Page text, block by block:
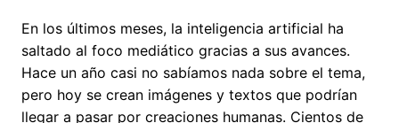
En los últimos meses, la inteligencia artificial ha
saltado al foco mediático gracias a sus avances.
Hace un año casi no sabíamos nada sobre el tema,
pero hoy se crean imágenes y textos que podrían
llegar a pasar por creaciones humanas. Cientos de